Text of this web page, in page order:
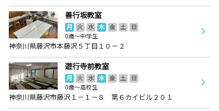
善行坂教室
月 火 水 木 金 土
日
0歳～中学生
神奈川県藤沢市本藤沢５丁目１０－２
遊行寺前教室
月 火 水 木 金 土
日
0歳～高校生
神奈川県藤沢市藤沢１－１－８ 第６カイビル２０１